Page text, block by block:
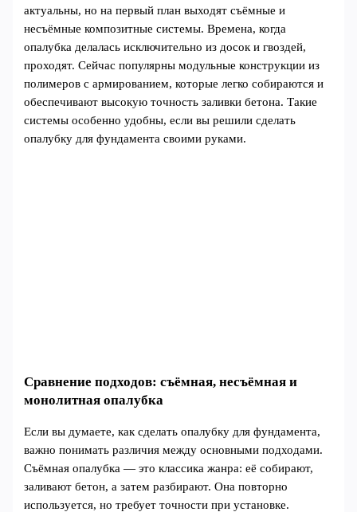
актуальны, но на первый план выходят съёмные и
несъёмные композитные системы. Времена, когда
опалубка делалась исключительно из досок и гвоздей,
проходят. Сейчас популярны модульные конструкции из
полимеров с армированием, которые легко собираются и
обеспечивают высокую точность заливки бетона. Такие
системы особенно удобны, если вы решили сделать
опалубку для фундамента своими руками.
Сравнение подходов: съёмная, несъёмная и
монолитная опалубка
Если вы думаете, как сделать опалубку для фундамента,
важно понимать различия между основными подходами.
Съёмная опалубка — это классика жанра: её собирают,
заливают бетон, а затем разбирают. Она повторно
используется, но требует точности при установке.